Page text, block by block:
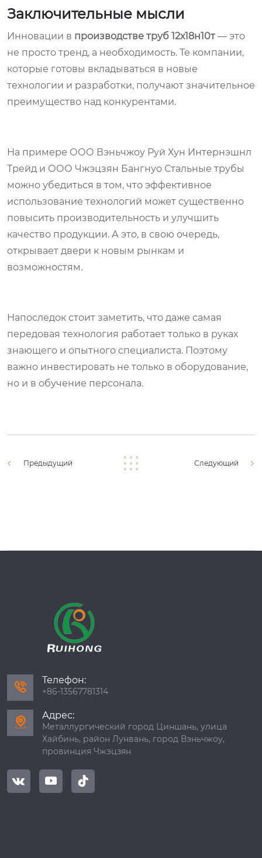
Заключительные мысли
Инновации в производстве труб 12х18н10т— это
не просто тренд, а необходимость. Те компании,
которые готовы вкладываться в новые
технологии и разработки, получают значительное
преимущество над конкурентами.
На примере ООО Вэньчжоу Руй Хун Интернэшнл
Трейд и ООО Чжэцзян Бангнуо Стальные трубы
можно убедиться в том, что эффективное
использование технологий может существенно
повысить производительность и улучшить
качество продукции. А это, в свою очередь,
открывает двери к новым рынкам и
возможностям.
Напоследок стоит заметить, что даже самая
передовая технология работает только в руках
знающего и опытного специалиста. Поэтому
важно инвестировать не только в оборудование,
но и в обучение персонала.
Предыдущий Следующий

Телефон:
+86-13567781314

Адрес:
Металлургический город Циншань, улица
Хайбинь, район Лунвань, город Вэньчжоу,
провинция Чжэцзян
  